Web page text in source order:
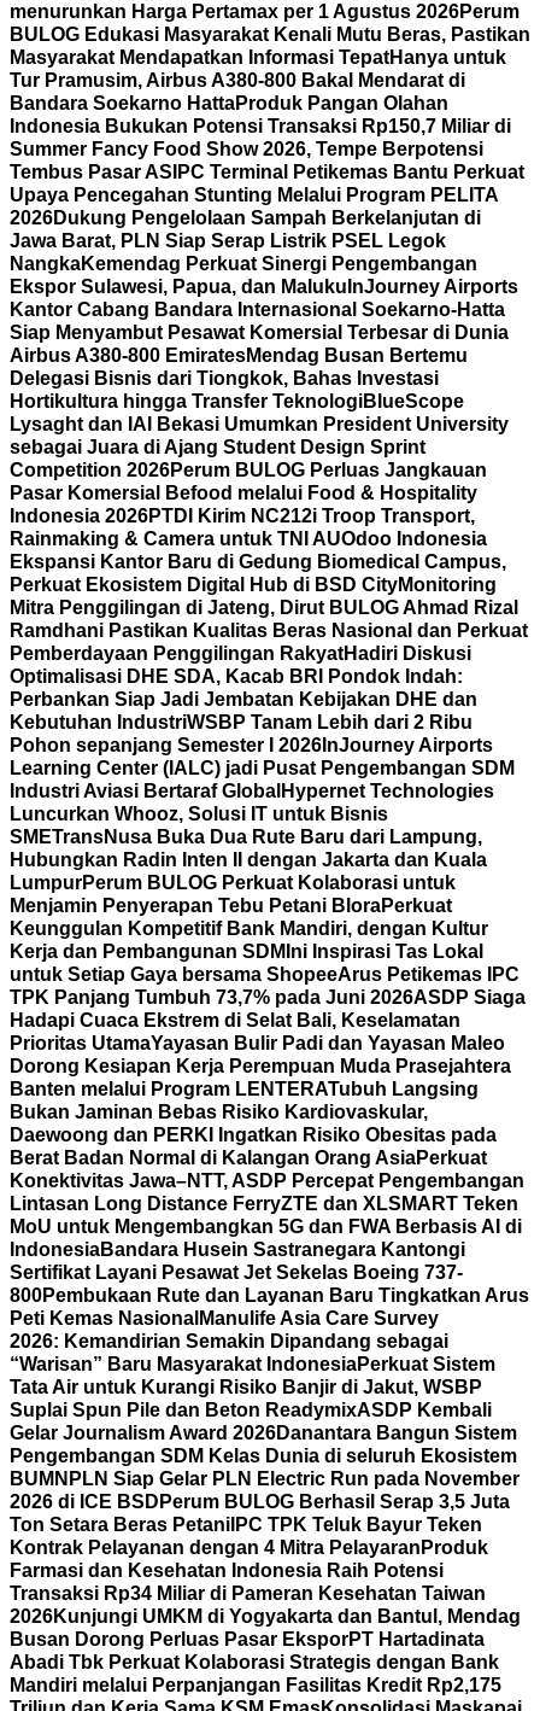
menurunkan Harga Pertamax per 1 Agustus 2026Perum
BULOG Edukasi Masyarakat Kenali Mutu Beras, Pastikan
Masyarakat Mendapatkan Informasi TepatHanya untuk
Tur Pramusim, Airbus A380-800 Bakal Mendarat di
Bandara Soekarno HattaProduk Pangan Olahan
Indonesia Bukukan Potensi Transaksi Rp150,7 Miliar di
Summer Fancy Food Show 2026, Tempe Berpotensi
Tembus Pasar AS IPC Terminal Petikemas Bantu Perkuat
Upaya Pencegahan Stunting Melalui Program PELITA
2026Dukung Pengelolaan Sampah Berkelanjutan di
Jawa Barat, PLN Siap Serap Listrik PSEL Legok
NangkaKemendag Perkuat Sinergi Pengembangan
Ekspor Sulawesi, Papua, dan Maluku InJourney Airports
Kantor Cabang Bandara Internasional Soekarno-Hatta
Siap Menyambut Pesawat Komersial Terbesar di Dunia
Airbus A380-800 EmiratesMendag Busan Bertemu
Delegasi Bisnis dari Tiongkok, Bahas Investasi
Hortikultura hingga Transfer TeknologiBlueScope
Lysaght dan IAI Bekasi Umumkan President University
sebagai Juara di Ajang Student Design Sprint
Competition 2026Perum BULOG Perluas Jangkauan
Pasar Komersial Befood melalui Food & Hospitality
Indonesia 2026PTDI Kirim NC212i Troop Transport,
Rainmaking & Camera untuk TNI AUOdoo Indonesia
Ekspansi Kantor Baru di Gedung Biomedical Campus,
Perkuat Ekosistem Digital Hub di BSD CityMonitoring
Mitra Penggilingan di Jateng, Dirut BULOG Ahmad Rizal
Ramdhani Pastikan Kualitas Beras Nasional dan Perkuat
Pemberdayaan Penggilingan RakyatHadiri Diskusi
Optimalisasi DHE SDA, Kacab BRI Pondok Indah:
Perbankan Siap Jadi Jembatan Kebijakan DHE dan
Kebutuhan IndustriWSBP Tanam Lebih dari 2 Ribu
Pohon sepanjang Semester I 2026 InJourney Airports
Learning Center (IALC) jadi Pusat Pengembangan SDM
Industri Aviasi Bertaraf Global Hypernet Technologies
Luncurkan Whooz, Solusi IT untuk Bisnis
SMETransNusa Buka Dua Rute Baru dari Lampung,
Hubungkan Radin Inten II dengan Jakarta dan Kuala
LumpurPerum BULOG Perkuat Kolaborasi untuk
Menjamin Penyerapan Tebu Petani BloraPerkuat
Keunggulan Kompetitif Bank Mandiri, dengan Kultur
Kerja dan Pembangunan SDM Ini Inspirasi Tas Lokal
untuk Setiap Gaya bersama ShopeeArus Petikemas IPC
TPK Panjang Tumbuh 73,7% pada Juni 2026ASDP Siaga
Hadapi Cuaca Ekstrem di Selat Bali, Keselamatan
Prioritas UtamaYayasan Bulir Padi dan Yayasan Maleo
Dorong Kesiapan Kerja Perempuan Muda Prasejahtera
Banten melalui Program LENTERATubuh Langsing
Bukan Jaminan Bebas Risiko Kardiovaskular,
Daewoong dan PERKI Ingatkan Risiko Obesitas pada
Berat Badan Normal di Kalangan Orang AsiaPerkuat
Konektivitas Jawa–NTT, ASDP Percepat Pengembangan
Lintasan Long Distance FerryZTE dan XLSMART Teken
MoU untuk Mengembangkan 5G dan FWA Berbasis AI di
IndonesiaBandara Husein Sastranegara Kantongi
Sertifikat Layani Pesawat Jet Sekelas Boeing 737-
800Pembukaan Rute dan Layanan Baru Tingkatkan Arus
Peti Kemas Nasional Manulife Asia Care Survey
2026: Kemandirian Semakin Dipandang sebagai
“Warisan” Baru Masyarakat IndonesiaPerkuat Sistem
Tata Air untuk Kurangi Risiko Banjir di Jakut, WSBP
Suplai Spun Pile dan Beton ReadymixASDP Kembali
Gelar Journalism Award 2026Danantara Bangun Sistem
Pengembangan SDM Kelas Dunia di seluruh Ekosistem
BUMN PLN Siap Gelar PLN Electric Run pada November
2026 di ICE BSD Perum BULOG Berhasil Serap 3,5 Juta
Ton Setara Beras Petani IPC TPK Teluk Bayur Teken
Kontrak Pelayanan dengan 4 Mitra Pelayaran Produk
Farmasi dan Kesehatan Indonesia Raih Potensi
Transaksi Rp34 Miliar di Pameran Kesehatan Taiwan
2026Kunjungi UMKM di Yogyakarta dan Bantul, Mendag
Busan Dorong Perluas Pasar EksporPT Hartadinata
Abadi Tbk Perkuat Kolaborasi Strategis dengan Bank
Mandiri melalui Perpanjangan Fasilitas Kredit Rp2,175